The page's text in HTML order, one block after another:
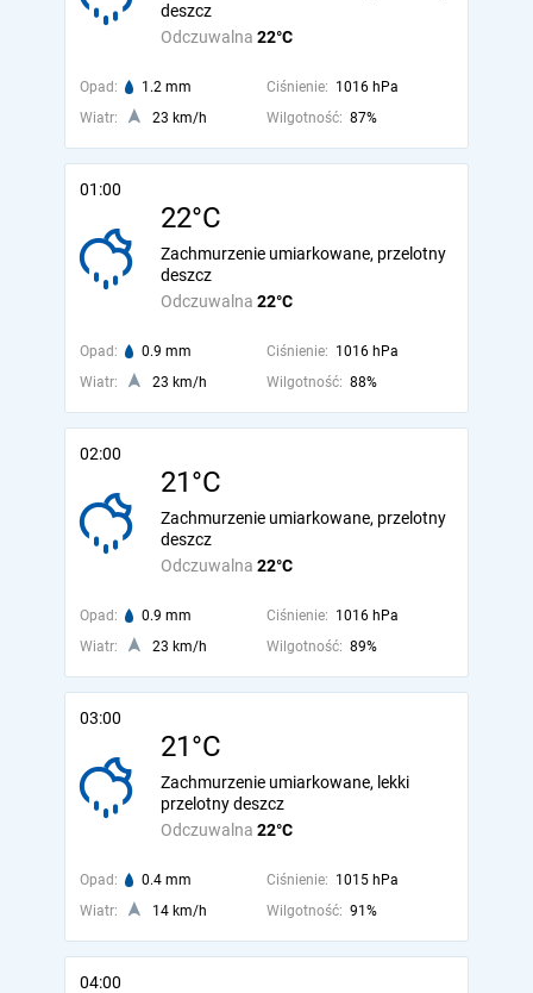
Odczuwalna 22°C
deszcz
Opad: 1.2 mm Ciśnienie: 1016 hPa
Wiatr:
23 km/h Wilgotność: 87%
01:00
22°C
Odczuwalna 22°C
Zachmurzenie umiarkowane, przelotny
deszcz
Opad: 0.9 mm Ciśnienie: 1016 hPa
Wiatr:
23 km/h Wilgotność: 88%
02:00
21°C
Odczuwalna 22°C
Zachmurzenie umiarkowane, przelotny
deszcz
Opad: 0.9 mm Ciśnienie: 1016 hPa
Wiatr:
23 km/h Wilgotność: 89%
03:00
21°C
Odczuwalna 22°C
Zachmurzenie umiarkowane, lekki
przelotny deszcz
Opad: 0.4 mm Ciśnienie: 1015 hPa
Wiatr:
14 km/h Wilgotność: 91%
04:00